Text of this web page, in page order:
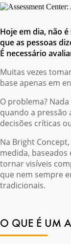
Hoje em dia, não
que as pessoas
É necessário
Muitas vezes
base apenas em
O problema?
quando a
decisões críticas
Na Bright
medida,
tornar visíveis
que nem sempre
tradicionais.
O QUE É UM